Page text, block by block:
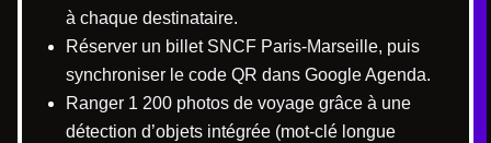
à chaque destinataire.
Réserver un billet SNCF Paris-Marseille, puis
synchroniser le code QR dans Google Agenda.
Ranger 1 200 photos de voyage grâce à une
détection d’objets intégrée (mot-clé longue